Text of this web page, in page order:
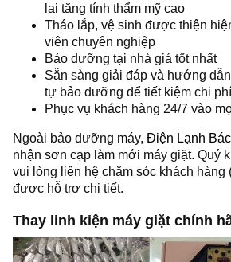
lại tăng tính thẩm mỹ cao
Tháo lắp, vệ sinh được thiện
viên chuyên nghiệp
Bảo dưỡng tại nhà giá tốt nhất
Sẵn sàng giải đáp và hướng
tự bảo dưỡng để tiết kiệm chi phí
Phục vụ khách hàng 24/7 vào
Ngoài bảo dưỡng máy, Điện Lạnh
nhận sơn cạp làm mới máy giặt. Quý
vui lòng liên hệ chăm sóc khách hàng
được hỗ trợ chi tiết.
Thay linh kiện máy giặt chính